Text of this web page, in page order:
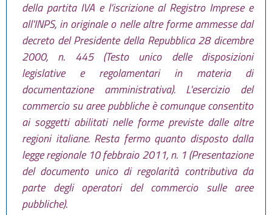
della partita IVA e l'iscrizione al Registro Imprese e
all'INPS, in originale o nelle altre forme ammesse dal
decreto del Presidente della Repubblica 28 dicembre
2000, n. 445 (Testo unico delle disposizioni
legislative e regolamentari in materia di
documentazione amministrativa). L'esercizio del
commercio su aree pubbliche è comunque consentito
ai soggetti abilitati nelle forme previste dalle altre
regioni italiane. Resta fermo quanto disposto dalla
legge regionale 10 febbraio 2011, n. 1 (Presentazione
del documento unico di regolarità contributiva da
parte degli operatori del commercio sulle aree
pubbliche).